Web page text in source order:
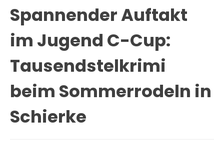
Spannender Auftakt
im Jugend C-Cup:
Tausendstelkrimi
beim Sommerrodeln in
Schierke